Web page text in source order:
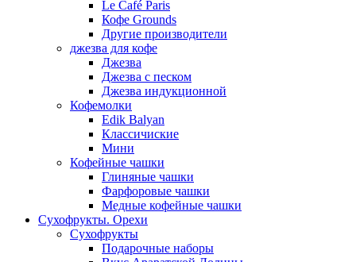
Le Café Paris
Кофе Grounds
Другие производители
джезва для кофе
Джезва
Джезва с песком
Джезва индукционной
Кофемолки
Edik Balyan
Классичиские
Мини
Кофейные чашки
Глиняные чашки
Фарфоровые чашки
Медные кофейные чашки
Сухофрукты. Орехи
Сухофрукты
Подарочные наборы